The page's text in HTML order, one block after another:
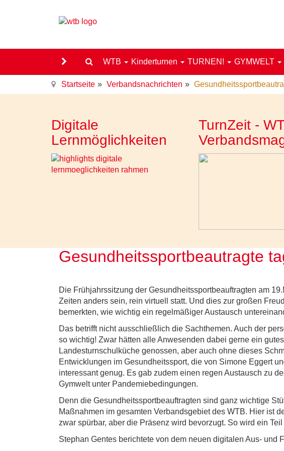
WTB Kinderturnen TURNEN! GYMWELT
Startseite Verbandsnachrichten
Digitale
Lernmöglichkeiten
TurnZeit -
Gesundheitssportbeautragte
Die Frühjahrssitzung der Gesundheitssportbeauftragten am
Zeiten anders sein, rein virtuell statt. Und dies zur großen
bemerkten, wie wichtig ein regelmäßiger Austausch
Das betrifft nicht ausschließlich die Sachthemen. Auch der
so wichtig! Zwar hätten alle Anwesenden dabei gerne ein
Landesturnschulküche genossen, aber auch ohne dieses
Entwicklungen im Gesundheitssport, die von Simone Eggert
interessant genug. Es gab zudem einen regen Austausch zu
Gymwelt unter Pandemiebedingungen.
Denn die Gesundheitssportbeauftragten sind ganz wichtige
Maßnahmen im gesamten Verbandsgebiet des WTB. Hier ist
zwar spürbar, aber die Präsenz wird bevorzugt. So wird ein
Stephan Gentes berichtete von dem neuen digitalen Aus-